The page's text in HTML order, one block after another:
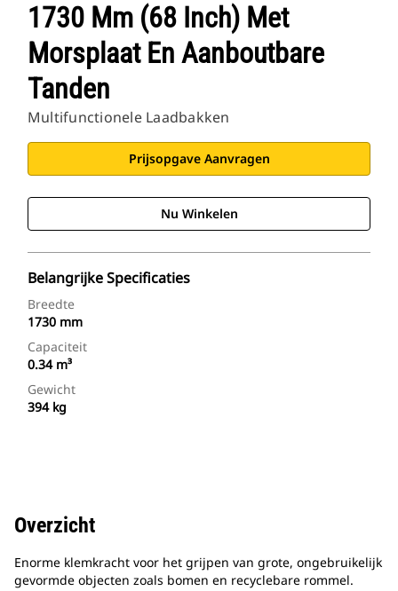
1730 Mm (68 Inch) Met
Morsplaat En Aanboutbare
Tanden
Multifunctionele Laadbakken
Prijsopgave Aanvragen
Nu Winkelen
Belangrijke Specificaties
Breedte
1730 mm
Capaciteit
0.34 m³
Gewicht
394 kg
Overzicht
Enorme klemkracht voor het grijpen van grote, ongebruikelijk
gevormde objecten zoals bomen en recyclebare rommel.